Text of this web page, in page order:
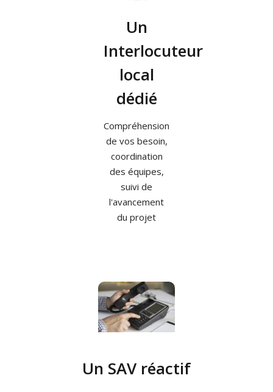
Un
Interlocuteur
local
dédié
Compréhension
de vos besoin,
coordination
des équipes,
suivi de
l'avancement
du projet
Un SAV réactif